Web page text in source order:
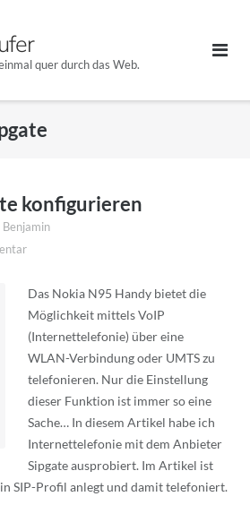
quer durch das Web.
konfigurieren
Benjamin
Das Nokia N95 Handy bietet die
Möglichkeit mittels VoIP
(Internettelefonie) über eine
WLAN-Verbindung oder UMTS zu
telefonieren. Nur die Einstellung
dieser Funktion ist immer so eine
Sache… In diesem Artikel habe ich
Internettelefonie mit dem Anbieter
Sipgate ausprobiert. Im Artikel ist
SIP-Profil anlegt und damit telefoniert.